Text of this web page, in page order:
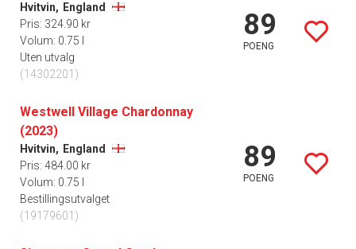
Hvitvin, England
Pris: 324.90 kr
Volum: 0.75 l
Uten utvalg
(14302201)
89
POENG
Westwell Village Chardonnay
(2023)
Hvitvin, England
Pris: 484.00 kr
Volum: 0.75 l
Bestillingsutvalget
(19179601)
89
POENG